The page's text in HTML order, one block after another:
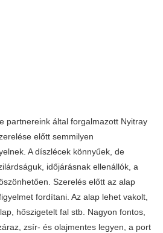
partnereink által forgalmazott Nyitray
előtt semmilyen
A díszlécek könnyűek, de
időjárásnak ellenállók, a
Szerelés előtt az alap
fordítani. Az alap lehet vakolt,
hőszigetelt fal stb. Nagyon fontos,
zsír- és olajmentes legyen, a port